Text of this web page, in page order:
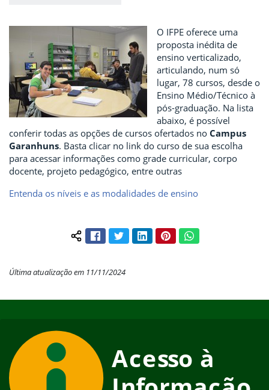
O IFPE oferece uma
proposta inédita de
ensino verticalizado,
articulando, num só
lugar, 78 cursos, desde o
Ensino Médio/Técnico à
pós-graduação. Na lista
abaixo, é possível
conferir todas as opções de cursos ofertados no Campus
Garanhuns. Basta clicar no link do curso de sua escolha
para acessar informações como grade curricular, corpo
docente, projeto pedagógico, entre outras
Entenda os níveis e as modalidades de ensino
Compartilhar conteúdo:
FacebookTwitterLinkedInPinterestWhatsApp
Última atualização em 11/11/2024